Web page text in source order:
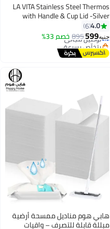
LA VITA Stainless Steel Thermos
with Handle & Cup Lid -Silver
4.0
6
جنيه599
895 خصم 33%
#27 في القوارير
أقل سعر في السنة
توصيل مجاني
بتخلّص بسرعة
#27 في القوارير
هابي هوم مناديل ممسحة أرضية
مبللة قابلة للتصرف – واقيات
#4 في قماش تنظيف
أقل سعر في السنة